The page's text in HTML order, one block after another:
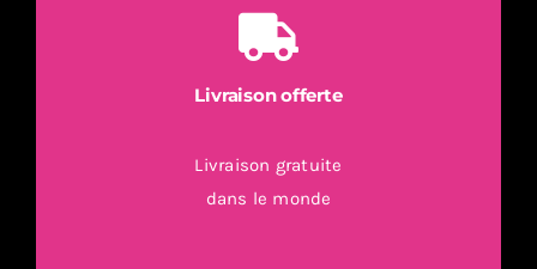
Livraison offerte
Livraison gratuite
dans le monde